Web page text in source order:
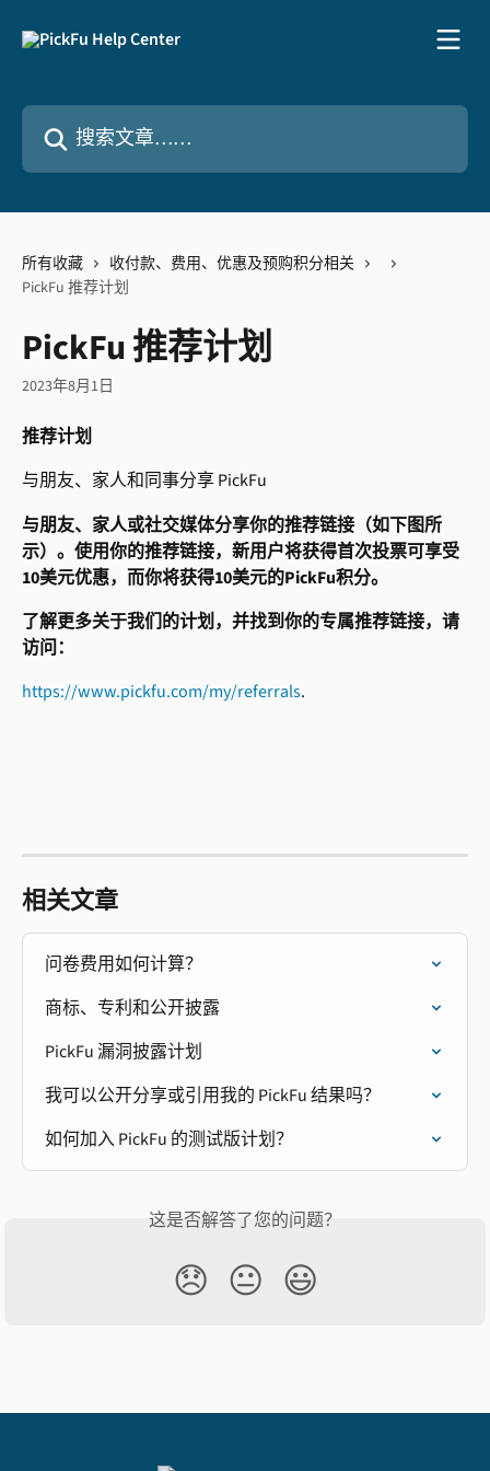
搜索文章……
所有收藏
收付款、费用、优惠及预购积分相关
PickFu 推荐计划
PickFu 推荐计划
2023年8月1日
推荐计划
与朋友、家人和同事分享 PickFu
与朋友、家人或社交媒体分享你的推荐链接（如下图所
示）。使用你的推荐链接，新用户将获得首次投票可享受
10美元优惠，而你将获得10美元的PickFu积分。
了解更多关于我们的计划，并找到你的专属推荐链接，请
访问：
https://www.pickfu.com/my/referrals.
相关文章
问卷费用如何计算？
商标、专利和公开披露
PickFu 漏洞披露计划
我可以公开分享或引用我的 PickFu 结果吗？
如何加入 PickFu 的测试版计划？
这是否解答了您的问题？
😞 😐 😃